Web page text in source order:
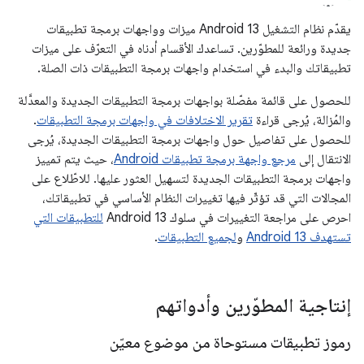
يقدّم نظام التشغيل Android 13 ميزات وواجهات برمجة تطبيقات
جديدة ورائعة للمطوّرين. تساعدك الأقسام أدناه في التعرّف على ميزات
تطبيقاتك والبدء في استخدام واجهات برمجة التطبيقات ذات الصلة.
للحصول على قائمة مفصّلة بواجهات برمجة التطبيقات الجديدة والمعدَّلة
والمُزالة، يُرجى قراءة تقرير الاختلافات في واجهات برمجة التطبيقات.
للحصول على تفاصيل حول واجهات برمجة التطبيقات الجديدة، يُرجى
الانتقال إلى مرجع واجهة برمجة تطبيقات Android
، حيث يتم تمييز
واجهات برمجة التطبيقات الجديدة لتسهيل العثور عليها. للاطّلاع على
المجالات التي قد تؤثّر فيها تغييرات النظام الأساسي في تطبيقاتك،
احرص على مراجعة التغييرات في سلوك Android 13
للتطبيقات التي
تستهدف Android 13
ولجميع التطبيقات.
إنتاجية المطوّرين وأدواتهم
رموز تطبيقات مستوحاة من موضوع معيّن